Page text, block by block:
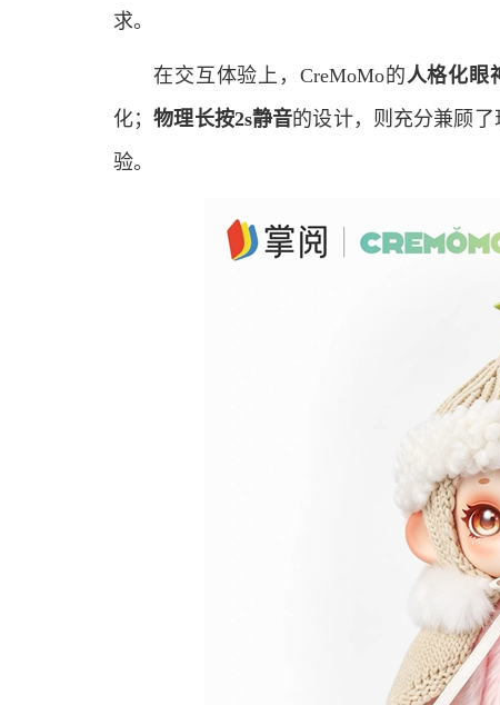
求。
在交互体验上，CreMoMo的人格化眼
化；物理长按2s静音的设计，则充分兼顾
验。